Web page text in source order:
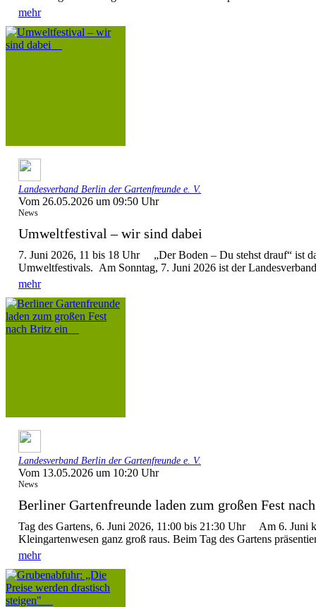
mehr
Landesverband Berlin der Gartenfreunde e. V.
Vom 26.05.2026 um 09:50 Uhr
News
Umweltfestival – wir sind dabei
7. Juni 2026, 11 bis 18 Uhr „Der Boden – Du stehst drauf“ ist
Umweltfestivals. Am Sonntag, 7. Juni 2026 ist der
mehr
Landesverband Berlin der Gartenfreunde e. V.
Vom 13.05.2026 um 10:20 Uhr
News
Berliner Gartenfreunde laden zum großen Fest
Tag des Gartens, 6. Juni 2026, 11:00 bis 21:30 Uhr Am 6. Juni
Kleingartenwesen ganz groß raus. Beim Tag des Gartens
mehr